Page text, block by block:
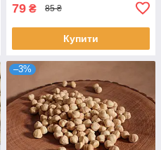
79 ₴ 85 ₴
Купити
–3%